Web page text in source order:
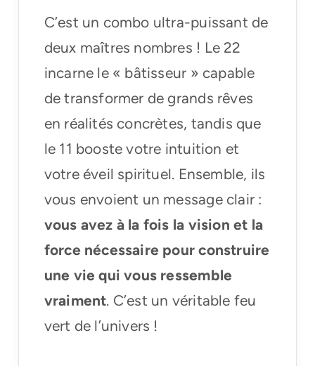
C’est un combo ultra-puissant de
deux maîtres nombres ! Le 22
incarne le « bâtisseur » capable
de transformer de grands rêves
en réalités concrètes, tandis que
le 11 booste votre intuition et
votre éveil spirituel. Ensemble, ils
vous envoient un message clair :
vous avez à la fois la vision et la
force nécessaire pour construire
une vie qui vous ressemble
vraiment. C’est un véritable feu
vert de l’univers !